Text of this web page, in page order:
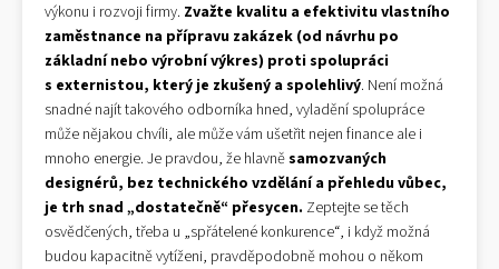
výkonu i rozvoji firmy. Zvažte kvalitu a efektivitu vlastního
zaměstnance na přípravu zakázek (od návrhu po
základní nebo výrobní výkres) proti spolupráci
s externistou, který je zkušený a spolehlivý. Není možná
snadné najít takového odborníka hned, vyladění spolupráce
může nějakou chvíli, ale může vám ušetřit nejen finance ale i
mnoho energie. Je pravdou, že hlavněsamozvaných
designérů, bez technického vzdělání a přehledu vůbec,
je trh snad „dostatečně“ přesycen. Zeptejte se těch
osvědčených, třeba u „spřátelené konkurence“, i když možná
budou kapacitně vytíženi, pravděpodobně mohou o někom